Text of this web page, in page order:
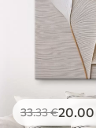
33.33€20.00